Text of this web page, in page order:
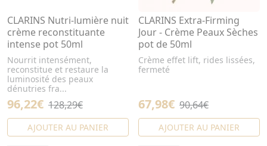
CLARINS Nutri-lumière nuit
crème reconstituante
intense pot 50ml
Nourrit intensément,
reconstitue et restaure la
luminosité des peaux
dénutries fra...
96,22€ 128,29€
AJOUTER AU PANIER
CLARINS Extra-Firming
Jour - Crème Peaux Sèches
pot de 50ml
Crème effet lift, rides lissées,
fermeté
67,98€ 90,64€
AJOUTER AU PANIER